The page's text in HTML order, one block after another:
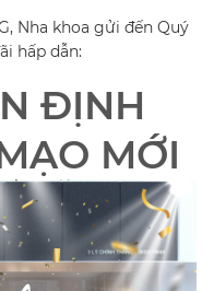
Nha khoa gửi đến Quý
hấp dẫn:
ĐỊNH
MỚI